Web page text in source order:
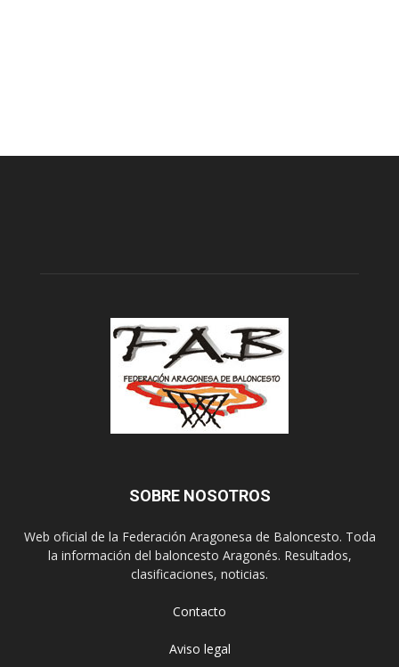
SOBRE NOSOTROS
Web oficial de la Federación Aragonesa de Baloncesto. Toda
la información del baloncesto Aragonés. Resultados,
clasificaciones, noticias.
Contacto
Aviso legal